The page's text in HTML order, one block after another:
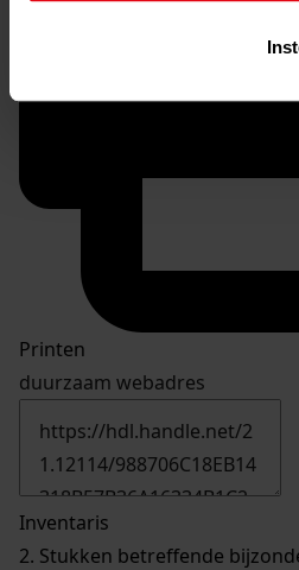
Printen
duurzaam webadres
Inventaris
2. Stukken betreffende